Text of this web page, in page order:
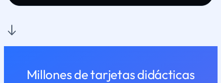
Millones de tarjetas didácticas